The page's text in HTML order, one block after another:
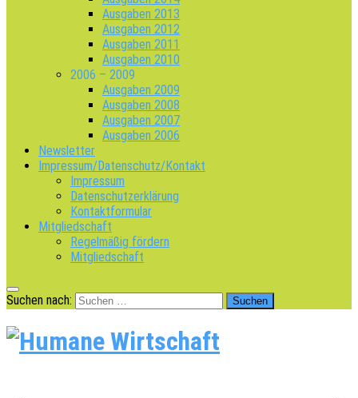
Ausgaben 2013
Ausgaben 2012
Ausgaben 2011
Ausgaben 2010
2006 – 2009
Ausgaben 2009
Ausgaben 2008
Ausgaben 2007
Ausgaben 2006
Newsletter
Impressum/Datenschutz/Kontakt
Impressum
Datenschutzerklärung
Kontaktformular
Mitgliedschaft
Regelmäßig fördern
Mitgliedschaft
Suchen nach: